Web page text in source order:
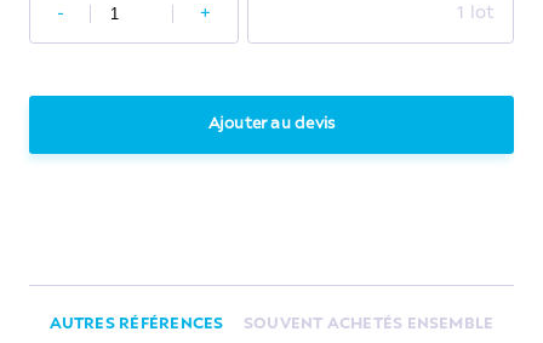
- + 1 lot
Ajouter au devis
AUTRES RÉFÉRENCES SOUVENT ACHETÉS ENSEMBLE